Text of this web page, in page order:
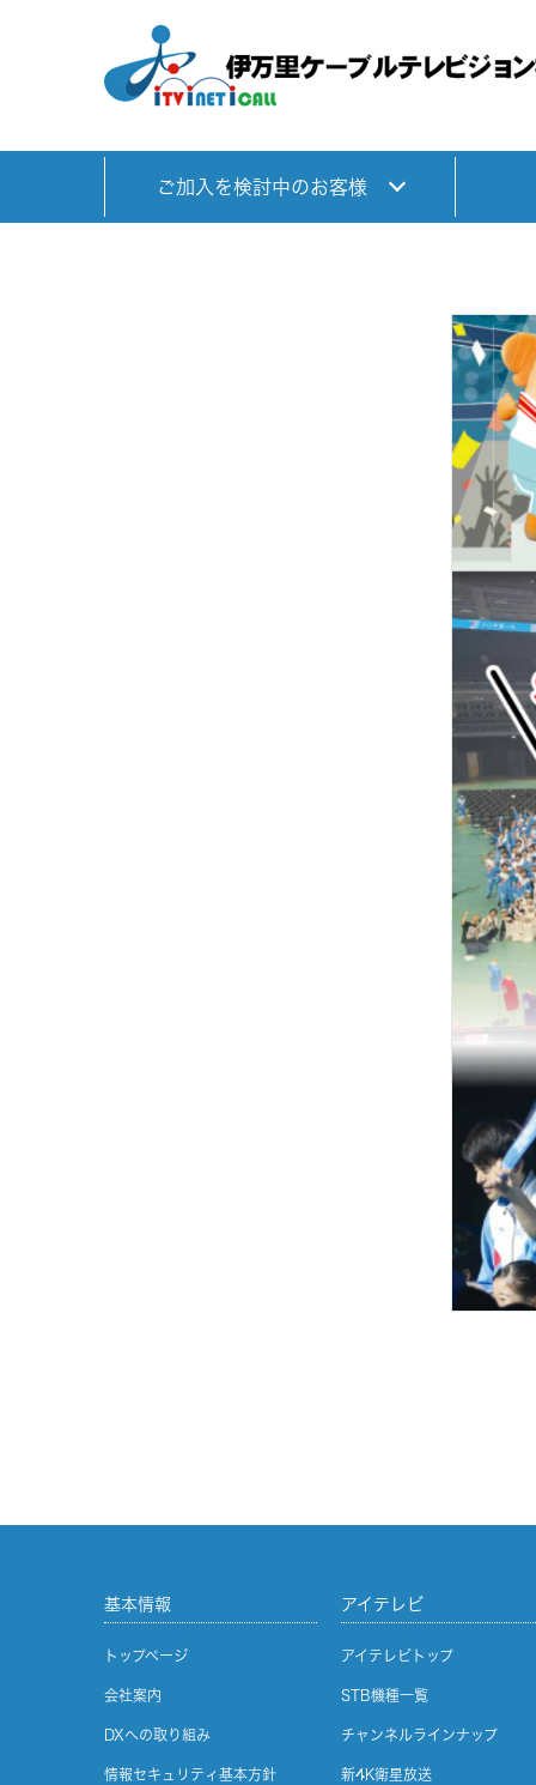
ご加入を検討中のお客様
基本情報
トップページ
会社案内
DXへの取り組み
情報セキュリティ基本方針
アイテレビ
アイテレビトップ
STB機種一覧
チャンネルラインナップ
新4K衛星放送